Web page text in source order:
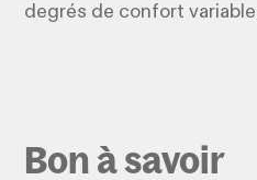
degrés de confort
Bon à savoir